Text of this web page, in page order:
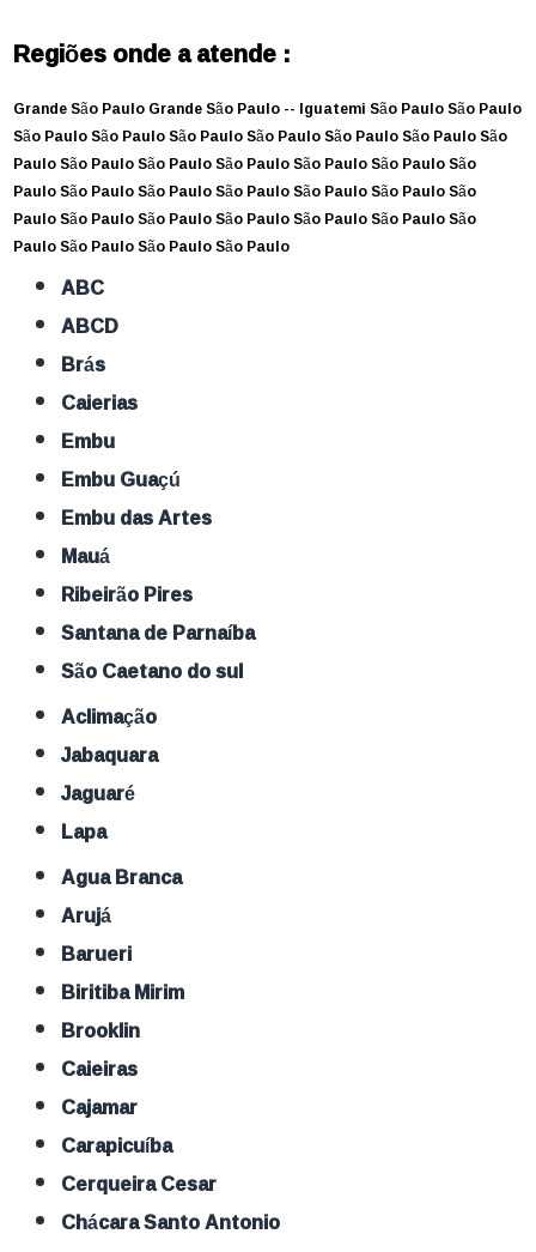
Regiões onde a atende :
Grande São PauloGrande São Paulo -- IguatemiSão PauloSão Paulo
São PauloSão PauloSão PauloSão PauloSão PauloSão PauloSão
PauloSão PauloSão PauloSão PauloSão PauloSão PauloSão
PauloSão PauloSão PauloSão PauloSão PauloSão PauloSão
PauloSão PauloSão PauloSão PauloSão PauloSão PauloSão
PauloSão PauloSão PauloSão Paulo
ABC
ABCD
Brás
Caierias
Embu
Embu Guaçú
Embu das Artes
Mauá
Ribeirão Pires
Santana de Parnaíba
São Caetano do sul
Aclimação
Jabaquara
Jaguaré
Lapa
Agua Branca
Arujá
Barueri
Biritiba Mirim
Brooklin
Caieiras
Cajamar
Carapicuíba
Cerqueira Cesar
Chácara Santo Antonio